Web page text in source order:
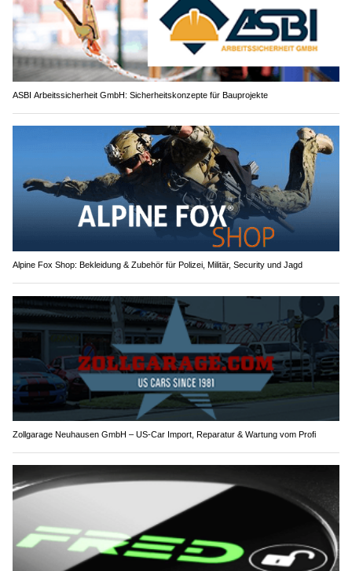
ASBI Arbeitssicherheit GmbH: Sicherheitskonzepte für Bauprojekte
Alpine Fox Shop: Bekleidung & Zubehör für Polizei, Militär, Security und Jagd
Zollgarage Neuhausen GmbH – US-Car Import, Reparatur & Wartung vom Profi